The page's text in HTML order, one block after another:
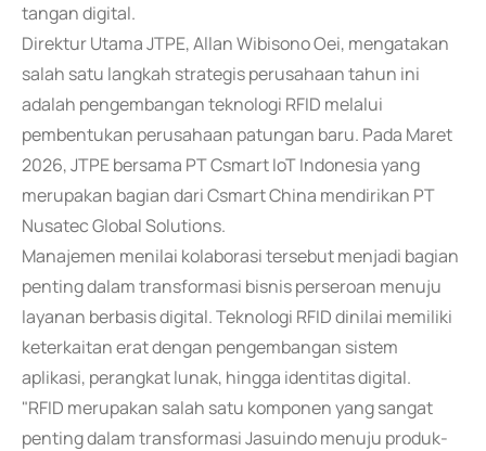
tangan digital.
Direktur Utama JTPE, Allan Wibisono Oei, mengatakan
salah satu langkah strategis perusahaan tahun ini
adalah pengembangan teknologi RFID melalui
pembentukan perusahaan patungan baru. Pada Maret
2026, JTPE bersama PT Csmart IoT Indonesia yang
merupakan bagian dari Csmart China mendirikan PT
Nusatec Global Solutions.
Manajemen menilai kolaborasi tersebut menjadi bagian
penting dalam transformasi bisnis perseroan menuju
layanan berbasis digital. Teknologi RFID dinilai memiliki
keterkaitan erat dengan pengembangan sistem
aplikasi, perangkat lunak, hingga identitas digital.
"RFID merupakan salah satu komponen yang sangat
penting dalam transformasi Jasuindo menuju produk-